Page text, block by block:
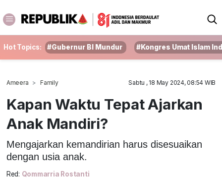
Hot Topics: #Gubernur BI Mundur #Kongres Umat Islam
Ameera Family Sabtu , 18 May 2024, 08:54 WIB
Kapan Waktu Tepat Ajarkan
Anak Mandiri?
Mengajarkan kemandirian harus disesuaikan
dengan usia anak.
Red: Qommarria Rostanti